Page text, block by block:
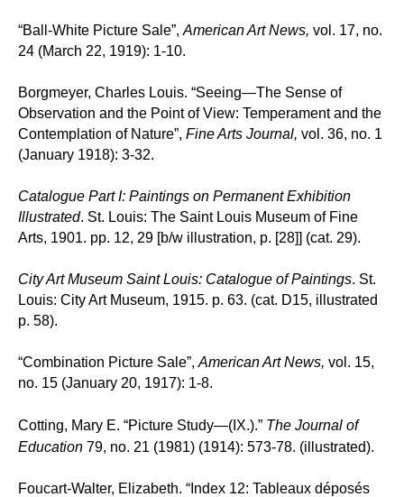
“Ball-White Picture Sale”, American Art News, vol. 17, no.
24 (March 22, 1919): 1-10.
Borgmeyer, Charles Louis. “Seeing—The Sense of
Observation and the Point of View: Temperament and the
Contemplation of Nature”, Fine Arts Journal, vol. 36, no. 1
(January 1918): 3-32.
Catalogue Part I: Paintings on Permanent Exhibition
Illustrated. St. Louis: The Saint Louis Museum of Fine
Arts, 1901. pp. 12, 29 [b/w illustration, p. [28]] (cat. 29).
City Art Museum Saint Louis: Catalogue of Paintings. St.
Louis: City Art Museum, 1915. p. 63. (cat. D15, illustrated
p. 58).
“Combination Picture Sale”, American Art News, vol. 15,
no. 15 (January 20, 1917): 1-8.
Cotting, Mary E. “Picture Study—(IX.).” The Journal of
Education 79, no. 21 (1981) (1914): 573-78. (illustrated).
Foucart-Walter, Elizabeth. “Index 12: Tableaux déposés